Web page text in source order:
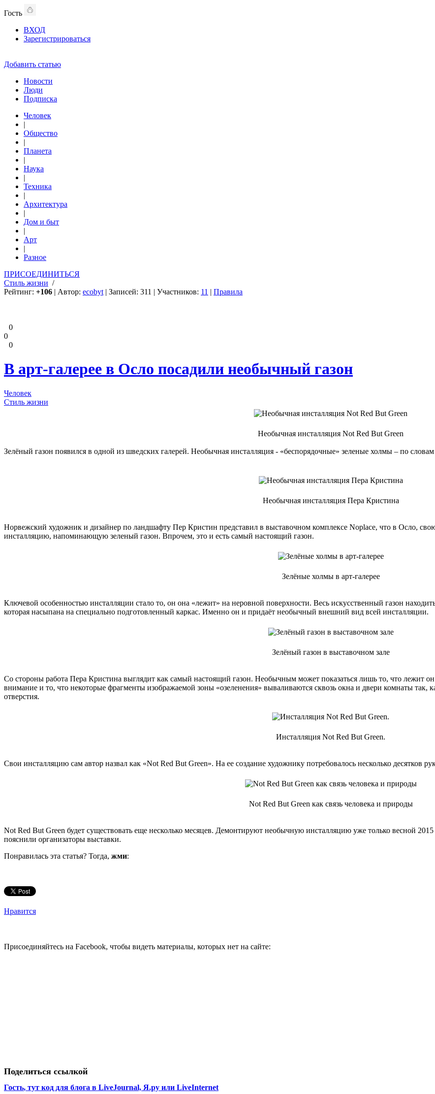
Гость
ВХОД
Зарегистрироваться
Добавить статью
Новости
Люди
Подписка
Человек
|
Общество
|
Планета
|
Наука
|
Техника
|
Архитектура
|
Дом и быт
|
Арт
|
Разное
ПРИСОЕДИНИТЬСЯ
Стиль жизни /
Рейтинг: +106 | Автор: ecobyt | Записей: 311 | Участников: 11 | Правила
0
0
0
В арт-галерее в Осло посадили необычный газон
Человек
Стиль жизни
Необычная инсталляция Not Red But Green
Зелёный газон появился в одной из шведских галерей. Необычная инсталляция - «беспорядочные» зеленые холмы – по
Необычная инсталляция Пера Кристина
Норвежский художник и дизайнер по ландшафту Пер Кристин представил в выставочном комплексе Noplace, что в Осло,
инсталляцию, напоминающую зеленый газон. Впрочем, это и есть самый настоящий газон.
Зелёные холмы в арт-галерее
Ключевой особенностью инсталляции стало то, он она «лежит» на неровной поверхности. Весь искусственный газон
которая насыпана на специально подготовленный каркас. Именно он и придаёт необычный внешний вид всей инсталляции.
Зелёный газон в выставочном зале
Со стороны работа Пера Кристина выглядит как самый настоящий газон. Необычным может показаться лишь то, что лежит
внимание и то, что некоторые фрагменты изображаемой зоны «озеленения» вываливаются сквозь окна и двери комнаты так,
отверстия.
Инсталляция Not Red But Green.
Свои инсталляцию сам автор назвал как «Not Red But Green». На ее создание художнику потребовалось несколько десятков
Not Red But Green как связь человека и природы
Not Red But Green будет существовать еще несколько месяцев. Демонтируют необычную инсталляцию уже только весной 2015
пояснили организаторы выставки.
Понравилась эта статья? Тогда, жми:
Нравится
Присоединяйтесь на Facebook, чтобы видеть материалы, которых нет на сайте:
Поделиться ссылкой
Гость, тут код для блога в LiveJournal, Я.ру или LiveInternet